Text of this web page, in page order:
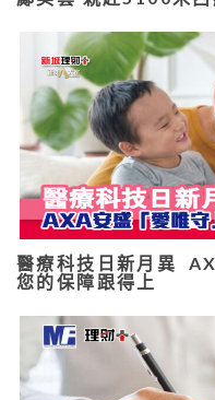
醫療科技日新月異
您的保障跟得上